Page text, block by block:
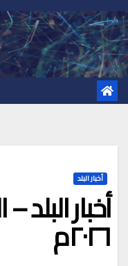
Skip
to
content
أخبار البلد
٢٠٢٦م